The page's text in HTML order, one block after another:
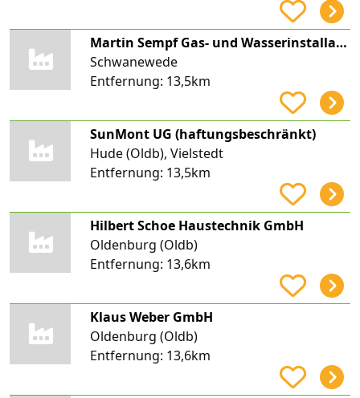
Martin Sempf Gas- und Wasserinstallation
Schwanewede
Entfernung: 13,5km
SunMont UG (haftungsbeschränkt)
Hude (Oldb), Vielstedt
Entfernung: 13,5km
Hilbert Schoe Haustechnik GmbH
Oldenburg (Oldb)
Entfernung: 13,6km
Klaus Weber GmbH
Oldenburg (Oldb)
Entfernung: 13,6km